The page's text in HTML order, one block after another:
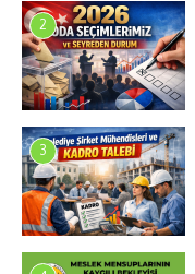
2
3